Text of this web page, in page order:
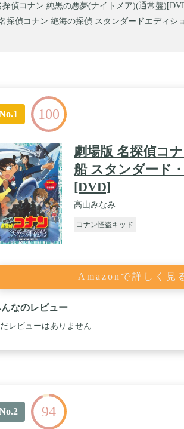
探偵コナン 純黒の悪夢(ナイトメア)(通常盤
探偵コナン 絶海の探偵 スタンダードエディシ
100
劇場版 名探偵コ
船 スタンダード
[DVD]
高山みなみ
コナン怪盗キッド
Amazonで詳しく見
なのレビュー
レビューはありません
94